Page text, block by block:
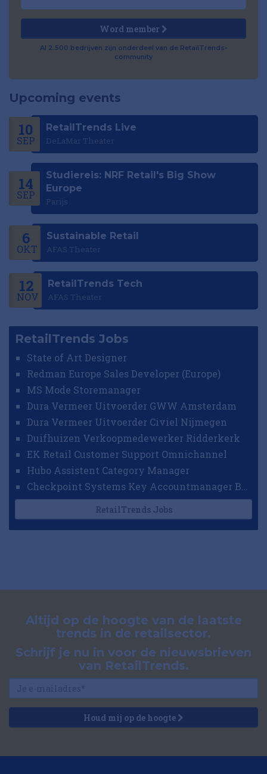
Word member
Al 2.500 bedrijven zijn onderdeel van de RetailTrends-
community
Upcoming events
10
SEP
RetailTrends Live
DeLaMar Theater
14
SEP
Studiereis: NRF Retail's Big Show
Europe
Parijs
6
OKT
Sustainable Retail
AFAS Theater
12
NOV
RetailTrends Tech
AFAS Theater
RetailTrends Jobs
State of Art Designer
Redman Europe Sales Developer (Europe)
MS Mode Storemanager
Dura Vermeer Uitvoerder GWW Amsterdam
Dura Vermeer Uitvoerder Civiel Nijmegen
Duifhuizen Verkoopmedewerker Ridderkerk
EK Retail Customer Support Omnichannel
Hubo Assistent Category Manager
Checkpoint Systems Key Accountmanager Benelux
RetailTrends Jobs
Altijd op de hoogte van de laatste
trends in de retailsector.
Schrijf je nu in voor de nieuwsbrieven
van RetailTrends.
Houd mij op de hoogte